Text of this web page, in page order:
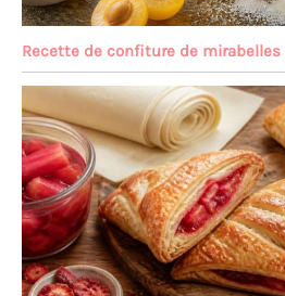
Recette de confiture de